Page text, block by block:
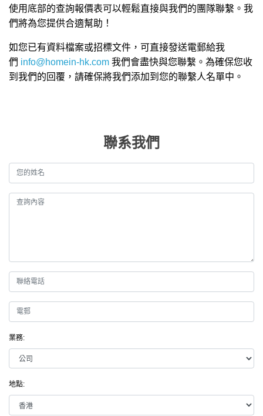
使用底部的查詢報價表可以輕鬆直接與我們的團隊聯繫。我
們將為您提供合適幫助！
如您已有資料檔案或招標文件，可直接發送電郵給我
們 info@homein-hk.com 我們會盡快與您聯繫。為確保您收
到我們的回覆，請確保將我們添加到您的聯繫人名單中。
聯系我們
業務:
地點: